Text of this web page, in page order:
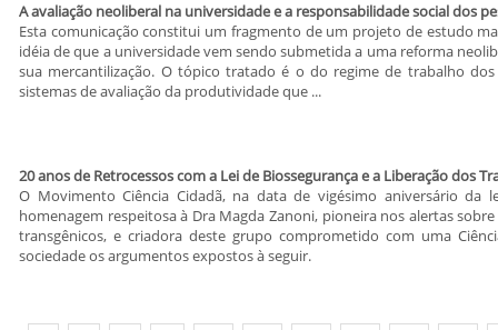
A avaliação neoliberal na universidade e a responsabilidade social dos
Esta comunicação constitui um fragmento de um projeto de estudo
idéia de que a universidade vem sendo submetida a uma reforma
sua mercantilização. O tópico tratado é o do regime de trabalho
sistemas de avaliação da produtividade que ...
20 anos de Retrocessos com a Lei de Biossegurança e a Liberação dos
O Movimento Ciência Cidadã, na data de vigésimo aniversário da
homenagem respeitosa à Dra Magda Zanoni, pioneira nos alertas
transgênicos, e criadora deste grupo comprometido com uma
sociedade os argumentos expostos à seguir.